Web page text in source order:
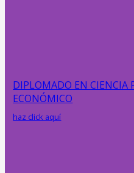
DIPLOMADO EN CIENCIA
ECONÓMICO
haz click aquí